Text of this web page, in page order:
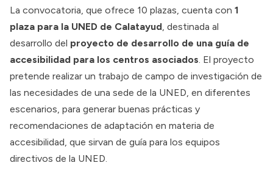
La convocatoria, que ofrece 10 plazas, cuenta con 1
plaza para la UNED de Calatayud , destinada al
desarrollo del proyecto de desarrollo de una guía de
accesibilidad para los centros asociados . El proyecto
pretende realizar un trabajo de campo de investigación de
las necesidades de una sede de la UNED, en diferentes
escenarios, para generar buenas prácticas y
recomendaciones de adaptación en materia de
accesibilidad, que sirvan de guía para los equipos
directivos de la UNED.